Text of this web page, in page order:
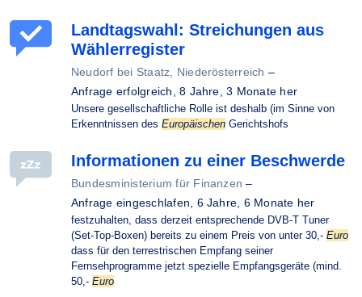
Landtagswahl: Streichungen aus
Wählerregister
Neudorf bei Staatz, Niederösterreich –
Anfrage erfolgreich,8 Jahre, 3 Monate her
Unsere gesellschaftliche Rolle ist deshalb (im Sinne von
Erkenntnissen des Europäischen Gerichtshofs
Informationen zu einer Beschwerde
Bundesministerium für Finanzen –
Anfrage eingeschlafen, 6 Jahre, 6 Monate her
festzuhalten, dass derzeit entsprechende DVB-T Tuner
(Set-Top-Boxen) bereits zu einem Preis von unter 30,- Euro
dass für den terrestrischen Empfang seiner
Fernsehprogramme jetzt spezielle Empfangsgeräte (mind.
50,- Euro